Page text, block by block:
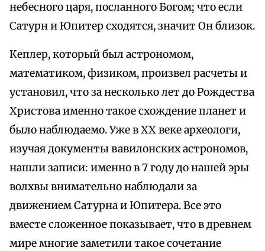
небесного царя, посланного Богом; что если
Сатурн и Юпитер сходятся, значит Он близок.
Кеплер, который был астрономом,
математиком, физиком, произвел расчеты и
установил, что за несколько лет до Рождества
Христова именно такое схождение планет и
было наблюдаемо. Уже в XX веке археологи,
изучая документы вавилонских астрономов,
нашли записи: именно в 7 году до нашей эры
волхвы внимательно наблюдали за
движением Сатурна и Юпитера. Все это
вместе сложенное показывает, что в древнем
мире многие заметили такое сочетание